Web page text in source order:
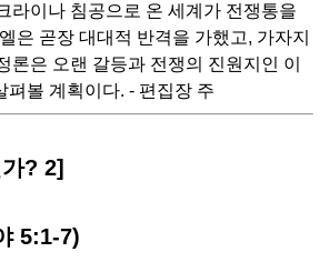
라이나 침공으로 온 세계가 전쟁통을
은 곧장 대대적 반격을 가했고, 가자지
은 오랜 갈등과 전쟁의 진원지인 이
볼 계획이다. - 편집장 주
? 2]
5:1-7)